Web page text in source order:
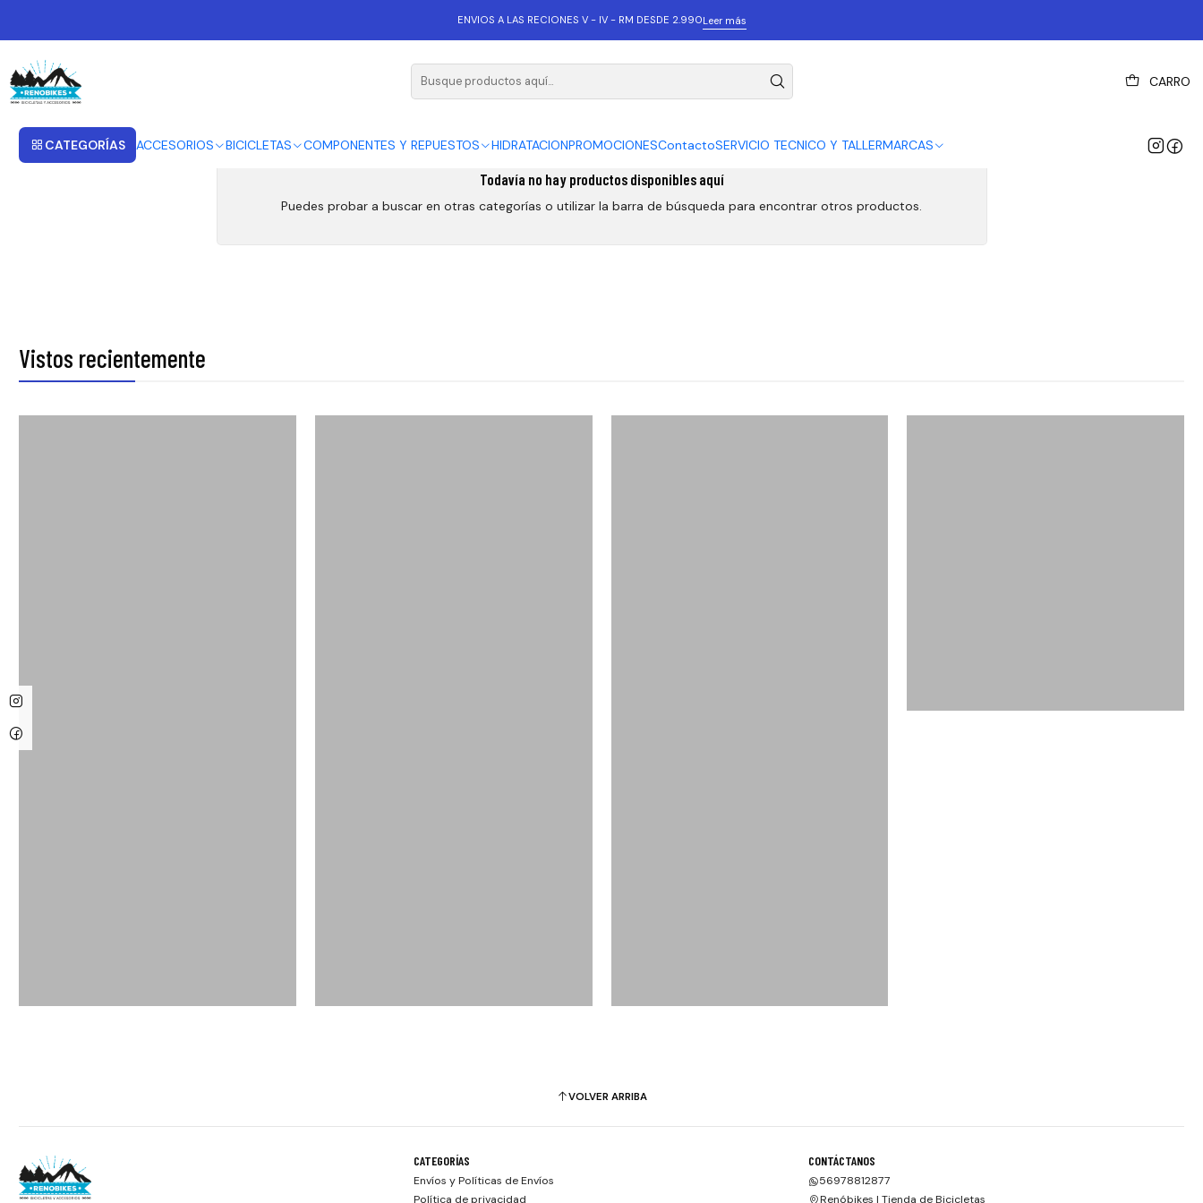
CARRO
CATEGORÍAS ACCESORIOS BICICLETAS COMPONENTES Y REPUESTOS HIDRATACIONPROMOCIONESContactoSERVICIO TECNICO Y TALLERMARCAS
ENVIOS A LAS RECIONES V - IV - RM DESDE 2.990Leer más
MANILLAS DE FRENO
Todavía no hay productos disponibles aquí
Puedes probar a buscar en otras categorías o utilizar la barra de búsqueda para encontrar otros productos.
Vistos recientemente
VOLVER ARRIBA
CATEGORÍAS
Envíos y Políticas de Envíos
Política de privacidad
CONTÁCTANOS
56978812877
Renóbikes | Tienda de Bicicletas